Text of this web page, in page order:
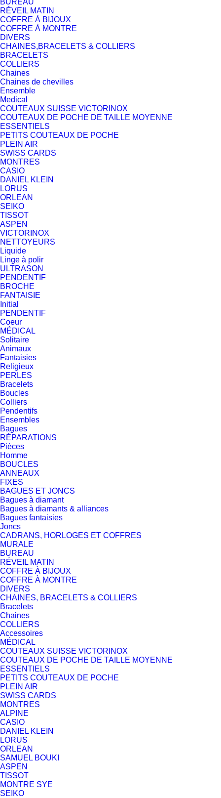
BUREAU
RÉVEIL MATIN
COFFRE À BIJOUX
COFFRE À MONTRE
DIVERS
CHAINES,BRACELETS & COLLIERS
BRACELETS
COLLIERS
Chaines
Chaines de chevilles
Ensemble
Medical
COUTEAUX SUISSE VICTORINOX
COUTEAUX DE POCHE DE TAILLE MOYENNE
ESSENTIELS
PETITS COUTEAUX DE POCHE
PLEIN AIR
SWISS CARDS
MONTRES
CASIO
DANIEL KLEIN
LORUS
ORLEAN
SEIKO
TISSOT
ASPEN
VICTORINOX
NETTOYEURS
Liquide
Linge à polir
ULTRASON
PENDENTIF
BROCHE
FANTAISIE
Initial
PENDENTIF
Coeur
MÉDICAL
Solitaire
Animaux
Fantaisies
Religieux
PERLES
Bracelets
Boucles
Colliers
Pendentifs
Ensembles
Bagues
RÉPARATIONS
Pièces
Homme
BOUCLES
ANNEAUX
FIXES
BAGUES ET JONCS
Bagues à diamant
Bagues à diamants & alliances
Bagues fantaisies
Joncs
CADRANS, HORLOGES ET COFFRES
MURALE
BUREAU
RÉVEIL MATIN
COFFRE À BIJOUX
COFFRE À MONTRE
DIVERS
CHAINES, BRACELETS & COLLIERS
Bracelets
Chaines
COLLIERS
Accessoires
MÉDICAL
COUTEAUX SUISSE VICTORINOX
COUTEAUX DE POCHE DE TAILLE MOYENNE
ESSENTIELS
PETITS COUTEAUX DE POCHE
PLEIN AIR
SWISS CARDS
MONTRES
ALPINE
CASIO
DANIEL KLEIN
LORUS
ORLEAN
SAMUEL BOUKI
ASPEN
TISSOT
MONTRE SYE
SEIKO